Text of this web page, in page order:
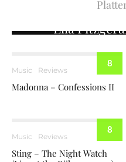
Ella
8
Music Reviews
Madonna – Confessions II
8
Music Reviews
Sting – The Night Watch